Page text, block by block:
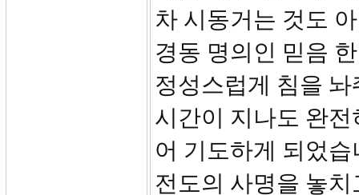
차 시동거는 것도
경동 명의인 믿음
정성스럽게 침을
시간이 지나도 완
어 기도하게 되었
전도의 사명을 놓